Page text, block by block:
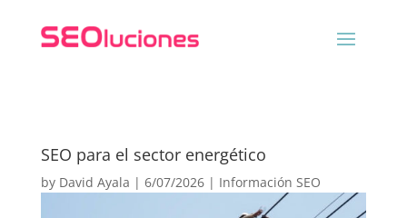
SEO para el sector energético
by David Ayala | 6/07/2026| Información SEO